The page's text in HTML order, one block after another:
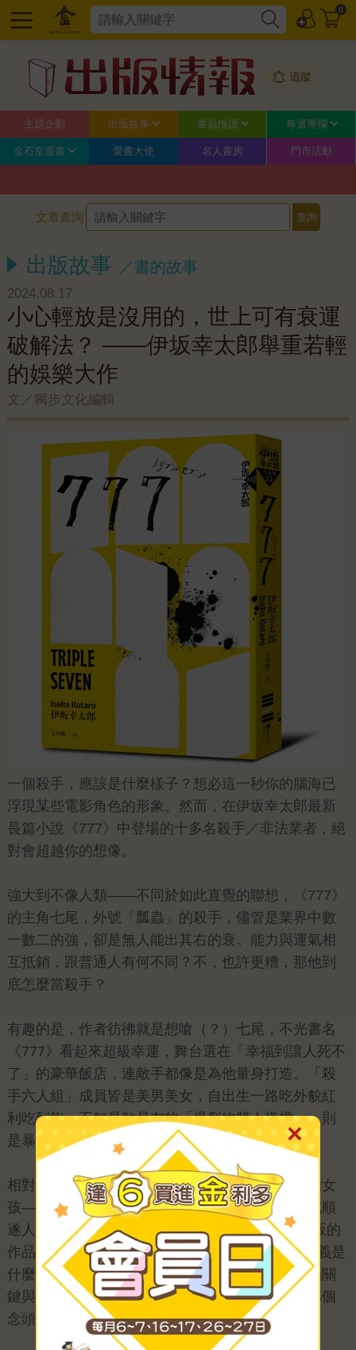
0
追蹤
主題企劃 出版故事 書蟲悅讀 每週專欄
金石堂選書 愛書大使 名人書房 門市活動
文章查詢
出版故事 ／書的故事
2024.08.17
小心輕放是沒用的，世上可有衰運
破解法？ ——伊坂幸太郎舉重若輕
的娛樂大作
文／獨步文化編輯
一個殺手，應該是什麼樣子？想必這一秒你的腦海已
浮現某些電影角色的形象。然而，在伊坂幸太郎最新
長篇小說《777》中登場的十多名殺手／非法業者，絕
對會超越你的想像。
強大到不像人類——不同於如此直覺的聯想，《777》
的主角七尾，外號「瓢蟲」的殺手，儘管是業界中數
一數二的強，卻是無人能出其右的衰。能力與運氣相
互抵銷，跟普通人有何不同？不，也許更糟，那他到
底怎麼當殺手？
有趣的是，作者彷彿就是想嗆（？）七尾，不光書名
《777》看起來超級幸運，舞台選在「幸福到讓人死不
了」的豪華飯店，連敵手都像是為他量身打造。「殺
手六人組」成員皆是美男美女，自出生一路吃外貌紅
利吃到飽。不知是敵是友的「爆裂物雙人搭檔」，則
是暴發戶，踏入業界純屬打發時間。
相對地，這次攪亂七尾任務的，是同樣衰神纏身的女
孩——因驚人記憶力引來殺身之禍。眼看就要形成順
遂人VS倒楣鬼的局面，情勢究竟會如何發展？伊坂的
作品往往書名就是謎團的開始，「777」真正的意義是
什麼？一路與七尾冒險到最後，或許會發現解謎的關
鍵與內心最珍貴的情感有關，而化危機為轉機的那個
念頭，也與如何度過人生低潮有關。